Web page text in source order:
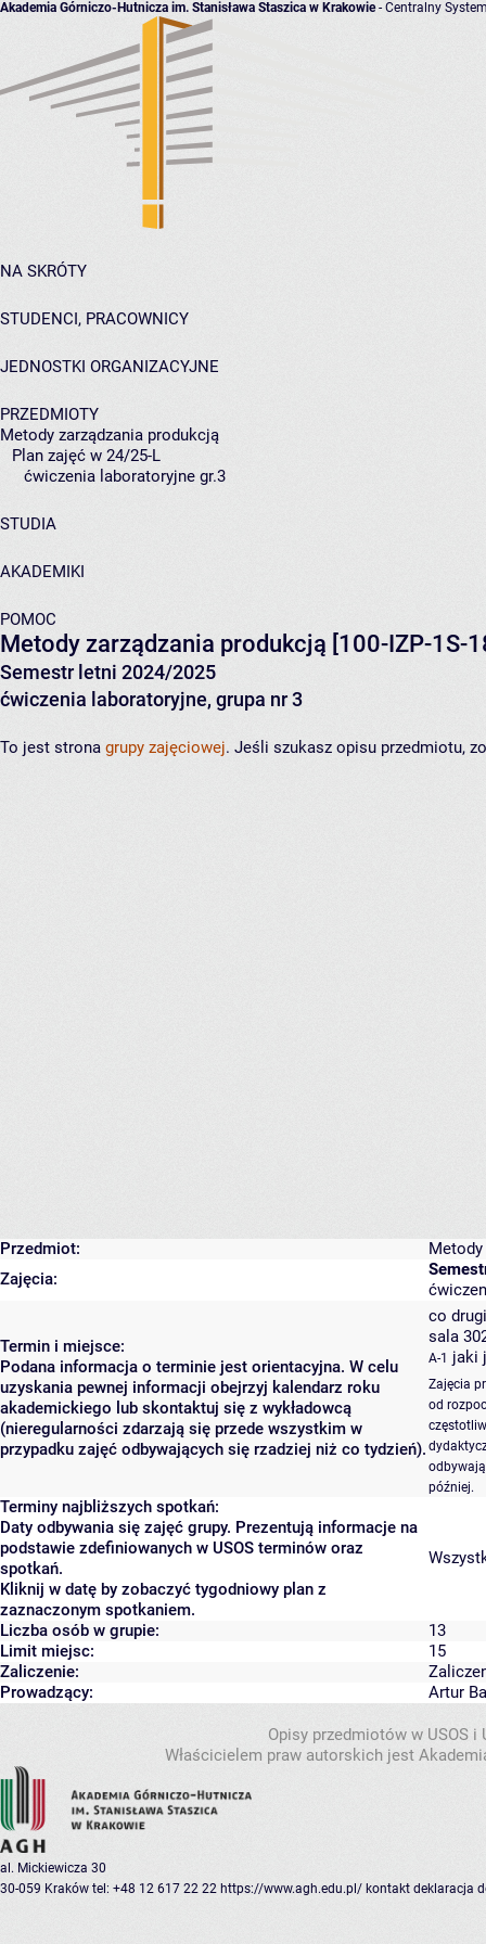
Akademia Górniczo-Hutnicza im. Stanisława Staszica w Krakowie- Centralny
NA SKRÓTY
STUDENCI, PRACOWNICY
JEDNOSTKI ORGANIZACYJNE
PRZEDMIOTY
Metody zarządzania produkcją
Plan zajęć w 24/25-L
ćwiczenia laboratoryjne gr.3
STUDIA
AKADEMIKI
POMOC
Metody zarządzania produkcją [100-IZP-1S-
Semestr letni 2024/2025
ćwiczenia laboratoryjne, grupa nr 3
To jest strona grupy zajęciowej. Jeśli szukasz opisu przedmiotu,
Przedmiot:
Zajęcia:
Termin i miejsce:
Podana informacja o terminie jest orientacyjna. W celu
uzyskania pewnej informacji obejrzyj kalendarz roku
akademickiego lub skontaktuj się z wykładowcą
(nieregularności zdarzają się przede wszystkim w
przypadku zajęć odbywających się rzadziej niż co tydzień).
co
sala
A-1 jaki
Zajęcia
od
później.
Terminy najbliższych spotkań:
Daty odbywania się zajęć grupy. Prezentują informacje na
podstawie zdefiniowanych w USOS terminów oraz
spotkań.
Kliknij w datę by zobaczyć tygodniowy plan z
zaznaczonym spotkaniem.
Liczba osób w grupie:
13
Limit miejsc:
15
Zaliczenie:
Prowadzący:
Artur
Opisy przedmiotów w USOS
Właścicielem praw autorskich jest
al. Mickiewicza 30
30-059 Kraków tel: +48 12 617 22 22 https://www.agh.edu.pl/ kontakt deklaracja